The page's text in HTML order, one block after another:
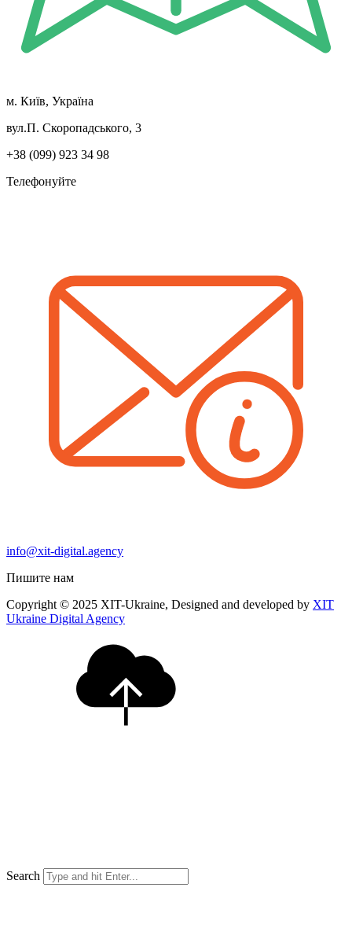
м. Київ, Україна
вул.П. Скоропадського, 3
+38 (099) 923 34 98
Телефонуйте
info@xit-digital.agency
Пишите нам
Copyright © 2025 XIT-Ukraine, Designed and developed by XIT
Ukraine Digital Agency
Search